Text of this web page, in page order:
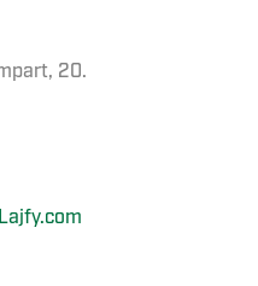
20.
Lajfy.com